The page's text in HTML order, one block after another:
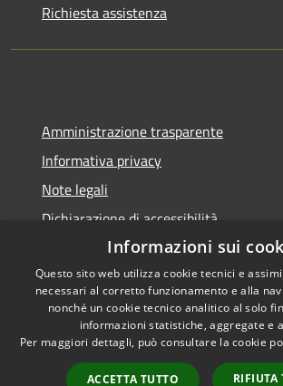
Richiesta assistenza
Amministrazione trasparente
Informativa privacy
Note legali
Dichiarazione di accessibilità
Accessibilità
Privacy
Informazioni sui
Questo sito web utilizza cookie tecnici e
necessari al corretto funzionamento e alla
nonché un cookie tecnico analitico al solo
informazioni statistiche, aggregate e
Per maggiori dettagli, può consultare la cookie
ACCETTA TUTTO RIFIUTA